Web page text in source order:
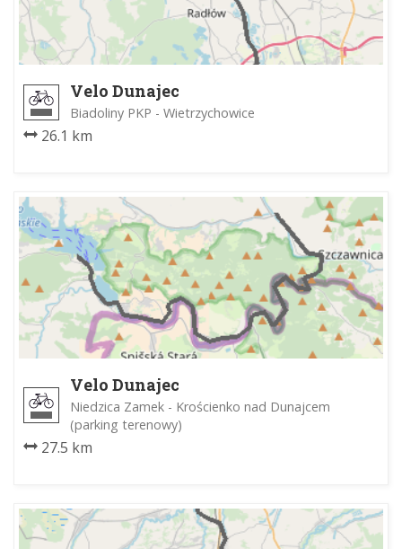
Velo Dunajec
Biadoliny PKP - Wietrzychowice
26.1 km
Velo Dunajec
Niedzica Zamek - Krościenko nad Dunajcem
(parking terenowy)
27.5 km